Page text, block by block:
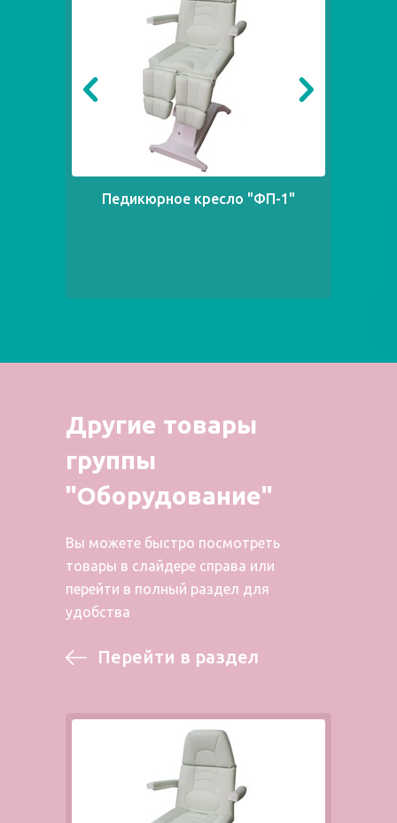
Педикюрное кресло "ФП-1"
Другие товары
группы
"Оборудование"
Вы можете быстро посмотреть
товары в слайдере справа или
перейти в полный раздел для
удобства
Перейти в раздел